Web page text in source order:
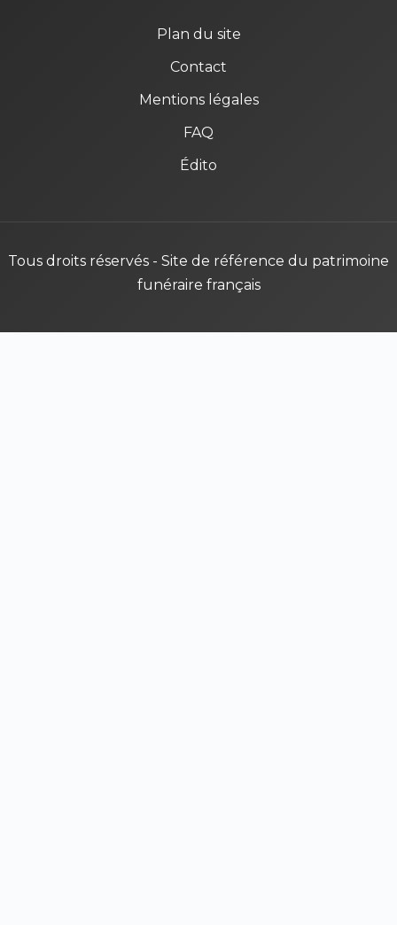
Plan du site
Contact
Mentions légales
FAQ
Édito
Tous droits réservés - Site de référence du patrimoine
funéraire français